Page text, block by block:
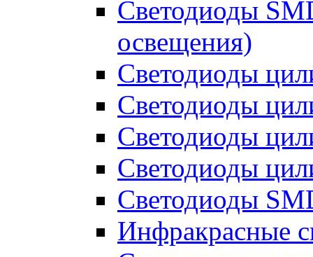
Светодиоды
освещения)
Светодиоды
Светодиоды
Светодиоды
Светодиоды
Светодиоды
Инфракрасные